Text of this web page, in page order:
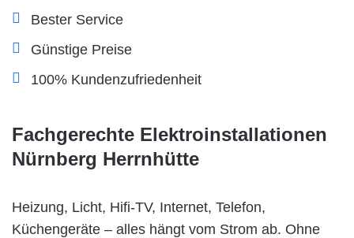
Bester Service
Günstige Preise
100% Kundenzufriedenheit
Fachgerechte Elektroinstallationen
Nürnberg Herrnhütte
Heizung, Licht, Hifi-TV, Internet, Telefon,
Küchengeräte – alles hängt vom Strom ab. Ohne